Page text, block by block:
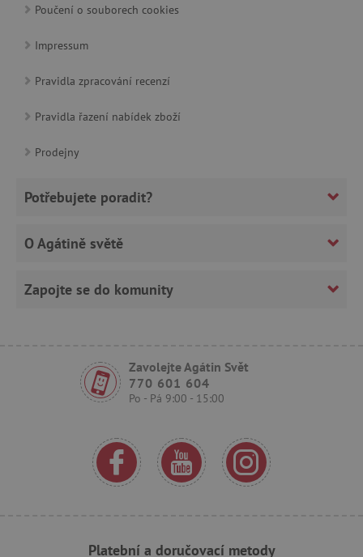
Poučení o souborech cookies
Impressum
Pravidla zpracování recenzí
Pravidla řazení nabídek zboží
Prodejny
Potřebujete poradit?
O Agátině světě
Zapojte se do komunity
Zavolejte Agátin Svět
770 601 604
Po - Pá 9:00 - 15:00
Platební a doručovací metody
nelze bez nezbytně nutných souborů cookie správně používat.
_lb_ccc .agatinsvet.cz
cjConsent